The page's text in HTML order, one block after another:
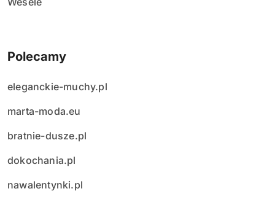
Polecamy
eleganckie-muchy.pl
marta-moda.eu
bratnie-dusze.pl
dokochania.pl
nawalentynki.pl